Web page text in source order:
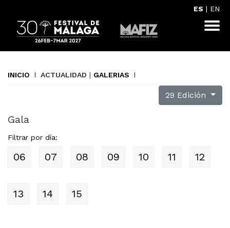
ES | EN
INICIO ACTUALIDAD | GALERIAS
29 Edición
Gala
Filtrar por día:
06 07 08 09 10 11 12
13 14 15